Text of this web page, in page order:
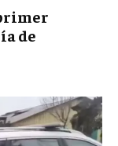
de